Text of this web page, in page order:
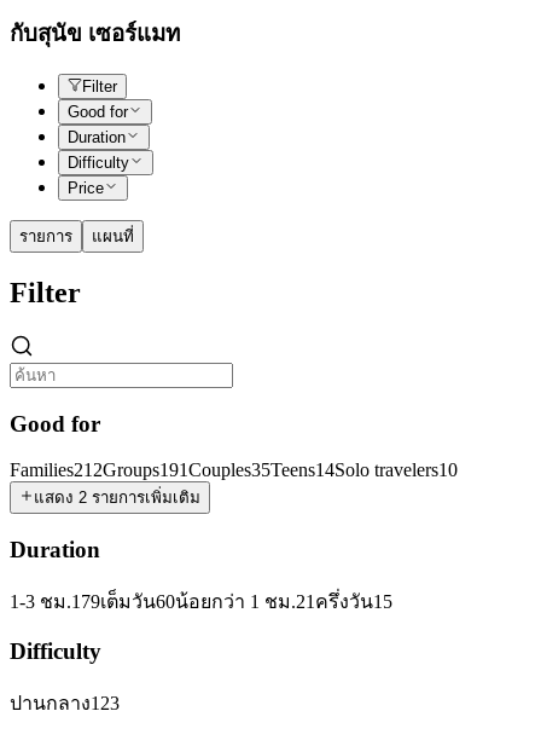
กับสุนัข เซอร์แมท
Filter
Good for
Duration
Difficulty
Price
รายการ แผนที่
Filter
Good for
Families212Groups191Couples35Teens14Solo travelers10
แสดง 2 รายการเพิ่มเติม
Duration
1-3 ชม.179เต็มวัน60น้อยกว่า 1 ชม.21 ครึ่งวัน15
Difficulty
ปานกลาง123